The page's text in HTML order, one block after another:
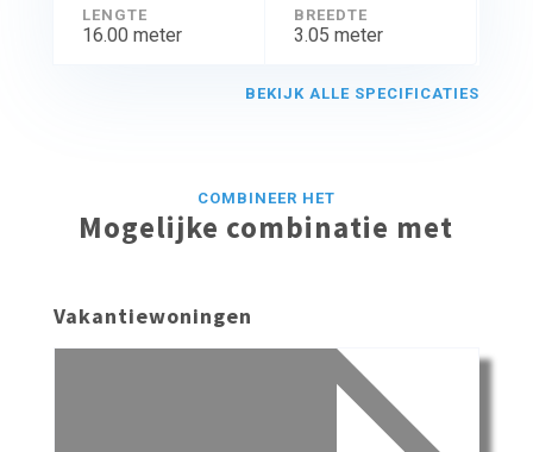
LENGTE
16.00 meter
BREEDTE
3.05 meter
BEKIJK ALLE SPECIFICATIES
COMBINEER HET
Mogelijke combinatie met
Vakantiewoningen